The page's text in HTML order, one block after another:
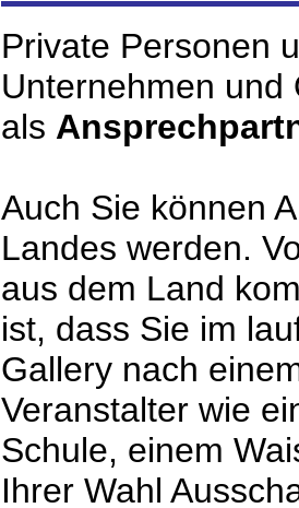
Private Personen
Unternehmen und
als
Auch Sie können
Landes werden.
aus dem Land
ist, dass Sie im
Gallery nach
Veranstalter wie
Schule, einem
Ihrer Wahl